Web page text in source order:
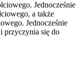
Jednocześnie
a także
Jednocześnie
przyczynia się do